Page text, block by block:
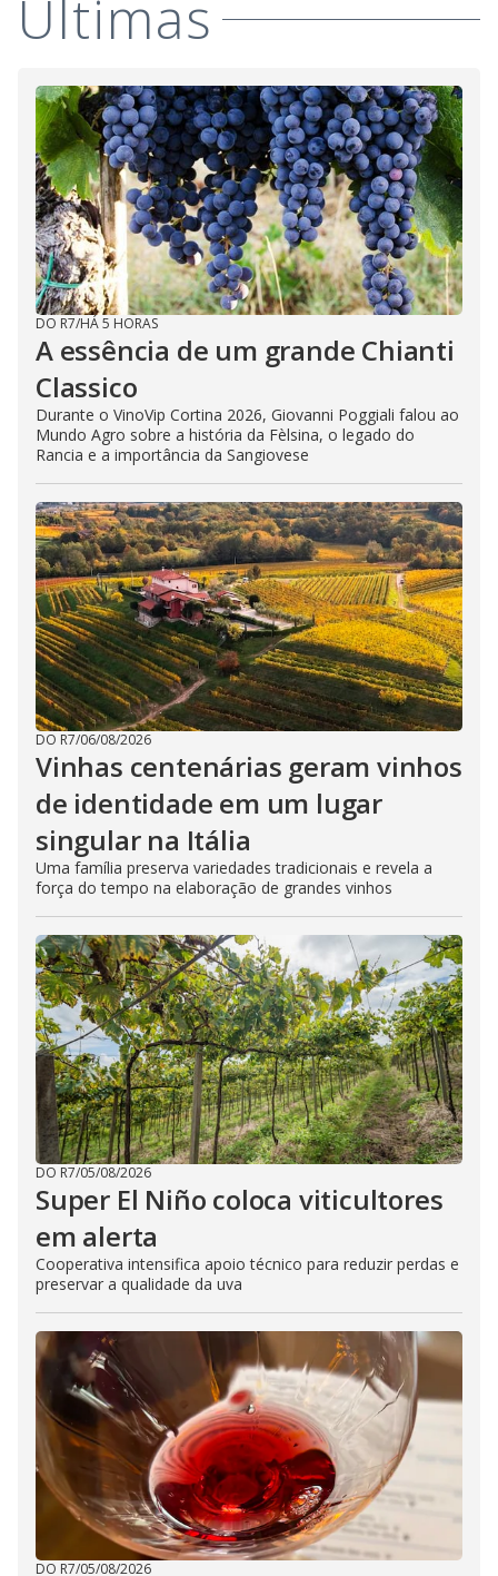
Últimas
DO R7/HÁ 5 HORAS
A essência de um grande Chianti
Classico
Durante o VinoVip Cortina 2026, Giovanni Poggiali falou ao
Mundo Agro sobre a história da Fèlsina, o legado do
Rancia e a importância da Sangiovese
DO R7/06/08/2026
Vinhas centenárias geram vinhos
de identidade em um lugar
singular na Itália
Uma família preserva variedades tradicionais e revela a
força do tempo na elaboração de grandes vinhos
DO R7/05/08/2026
Super El Niño coloca viticultores
em alerta
Cooperativa intensifica apoio técnico para reduzir perdas e
preservar a qualidade da uva
DO R7/05/08/2026